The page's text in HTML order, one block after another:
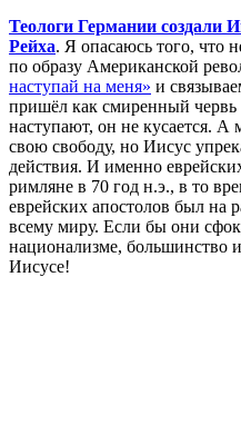
Теологи Германии создали
Рейха. Я опасаюсь того, что
по образу Американской
наступай на меня» и
пришёл как смиренный червь
наступают, он не кусается.
свою свободу, но Иисус
действия. И именно
римляне в 70 год н.э., в то
еврейских апостолов был на
всему миру. Если бы они
национализме, большинство
Иисусе!